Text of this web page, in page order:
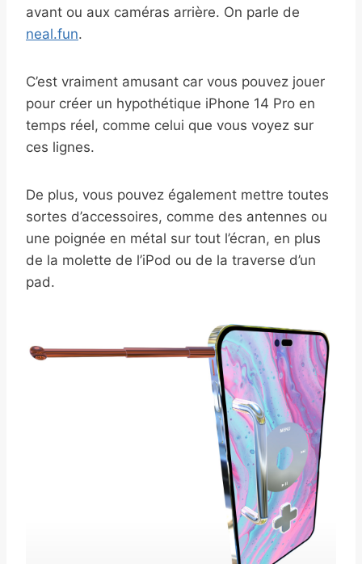
avant ou aux caméras arrière. On parle de
neal.fun.
C’est vraiment amusant car vous pouvez jouer
pour créer un hypothétique iPhone 14 Pro en
temps réel, comme celui que vous voyez sur
ces lignes.
De plus, vous pouvez également mettre toutes
sortes d’accessoires, comme des antennes ou
une poignée en métal sur tout l’écran, en plus
de la molette de l’iPod ou de la traverse d’un
pad.